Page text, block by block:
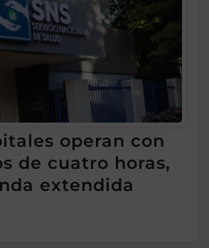
operan con
de cuatro horas,
extendida